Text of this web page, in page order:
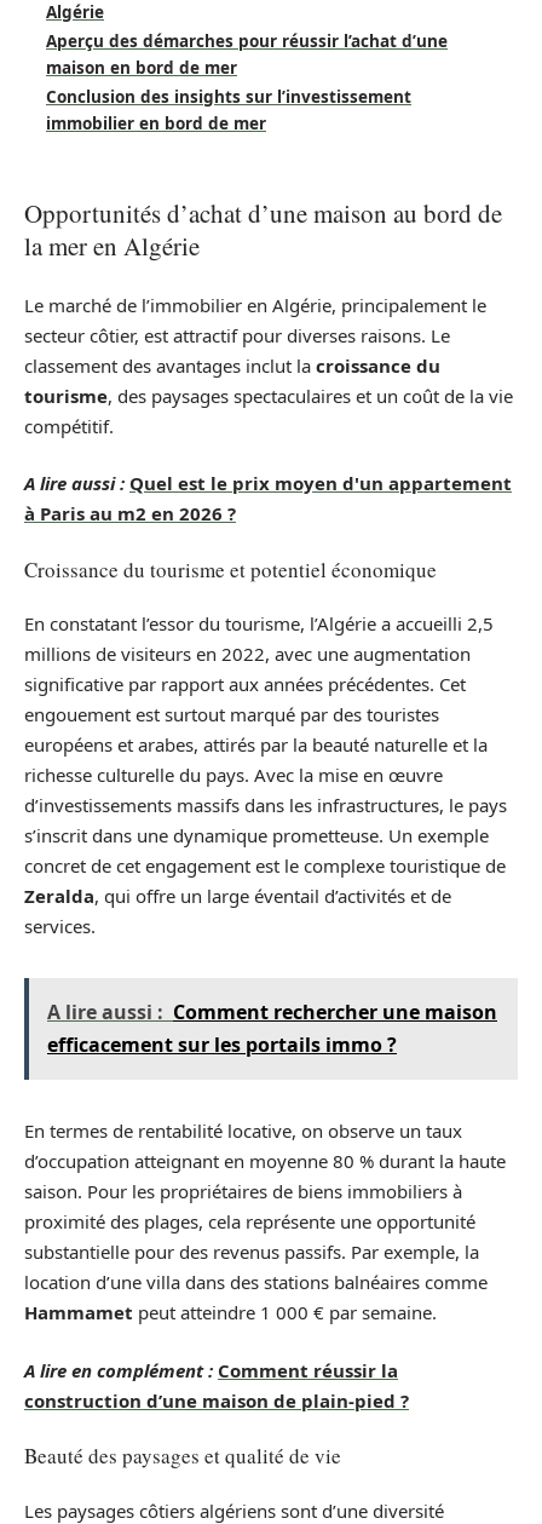
Algérie
Aperçu des démarches pour réussir l’achat d’une
maison en bord de mer
Conclusion des insights sur l’investissement
immobilier en bord de mer
Opportunités d’achat d’une maison au bord de
la mer en Algérie
Le marché de l’immobilier en Algérie, principalement le
secteur côtier, est attractif pour diverses raisons. Le
classement des avantages inclut la croissance du
tourisme, des paysages spectaculaires et un coût de la vie
compétitif.
A lire aussi : Quel est le prix moyen d'un appartement
à Paris au m2 en 2026 ?
Croissance du tourisme et potentiel économique
En constatant l’essor du tourisme, l’Algérie a accueilli 2,5
millions de visiteurs en 2022, avec une augmentation
significative par rapport aux années précédentes. Cet
engouement est surtout marqué par des touristes
européens et arabes, attirés par la beauté naturelle et la
richesse culturelle du pays. Avec la mise en œuvre
d’investissements massifs dans les infrastructures, le pays
s’inscrit dans une dynamique prometteuse. Un exemple
concret de cet engagement est le complexe touristique de
Zeralda, qui offre un large éventail d’activités et de
services.
A lire aussi : Comment rechercher une maison
efficacement sur les portails immo ?
En termes de rentabilité locative, on observe un taux
d’occupation atteignant en moyenne 80 % durant la haute
saison. Pour les propriétaires de biens immobiliers à
proximité des plages, cela représente une opportunité
substantielle pour des revenus passifs. Par exemple, la
location d’une villa dans des stations balnéaires comme
Hammamet peut atteindre 1 000 € par semaine.
A lire en complément : Comment réussir la
construction d’une maison de plain-pied ?
Beauté des paysages et qualité de vie
Les paysages côtiers algériens sont d’une diversité